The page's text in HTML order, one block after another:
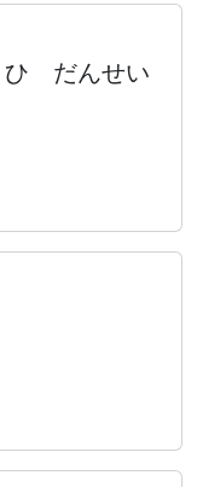
ひ だんせい